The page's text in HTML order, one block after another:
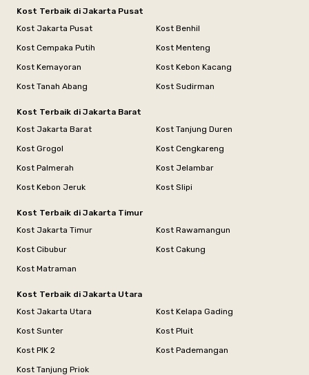
Kost Terbaik di Jakarta Pusat
Kost Jakarta Pusat
Kost Benhil
Kost Cempaka Putih
Kost Menteng
Kost Kemayoran
Kost Kebon Kacang
Kost Tanah Abang
Kost Sudirman
Kost Terbaik di Jakarta Barat
Kost Jakarta Barat
Kost Tanjung Duren
Kost Grogol
Kost Cengkareng
Kost Palmerah
Kost Jelambar
Kost Kebon Jeruk
Kost Slipi
Kost Terbaik di Jakarta Timur
Kost Jakarta Timur
Kost Rawamangun
Kost Cibubur
Kost Cakung
Kost Matraman
Kost Terbaik di Jakarta Utara
Kost Jakarta Utara
Kost Kelapa Gading
Kost Sunter
Kost Pluit
Kost PIK 2
Kost Pademangan
Kost Tanjung Priok